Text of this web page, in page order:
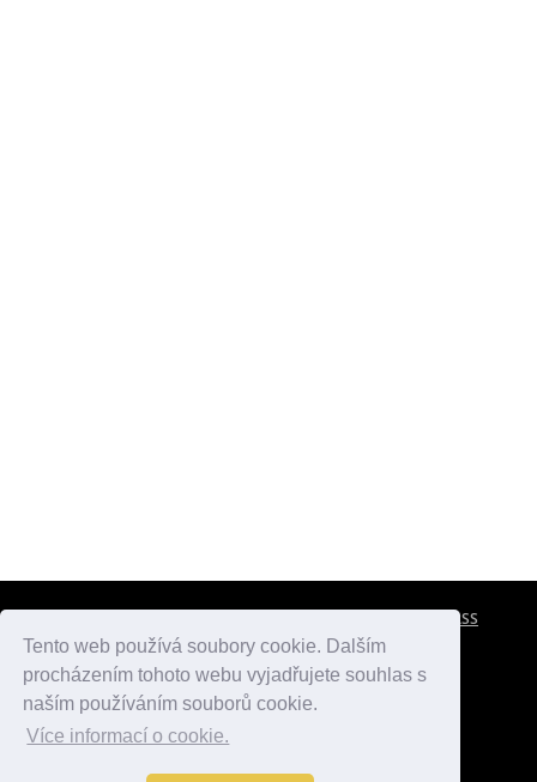
Tento web používá soubory cookie. Dalším
procházením tohoto webu vyjadřujete souhlas s
naším používáním souborů cookie.
Více informací o cookie.
RSS
atlaspamatek.info